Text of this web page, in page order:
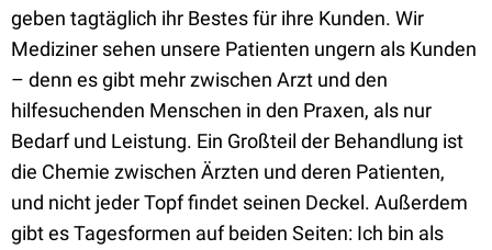
geben tagtäglich ihr Bestes für ihre Kunden. Wir
Mediziner sehen unsere Patienten ungern als Kunden
– denn es gibt mehr zwischen Arzt und den
hilfesuchenden Menschen in den Praxen, als nur
Bedarf und Leistung. Ein Großteil der Behandlung ist
die Chemie zwischen Ärzten und deren Patienten,
und nicht jeder Topf findet seinen Deckel. Außerdem
gibt es Tagesformen auf beiden Seiten: Ich bin als